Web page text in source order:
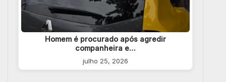
Homem é procurado após agredir
companheira e…
julho 25, 2026